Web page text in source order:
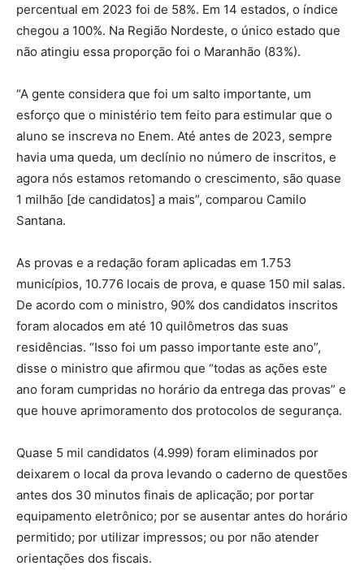
percentual em 2023 foi de 58%. Em 14 estados, o índice
chegou a 100%. Na Região Nordeste, o único estado que
não atingiu essa proporção foi o Maranhão (83%).
“A gente considera que foi um salto importante, um
esforço que o ministério tem feito para estimular que o
aluno se inscreva no Enem. Até antes de 2023, sempre
havia uma queda, um declínio no número de inscritos, e
agora nós estamos retomando o crescimento, são quase
1 milhão [de candidatos] a mais”, comparou Camilo
Santana.
As provas e a redação foram aplicadas em 1.753
municípios, 10.776 locais de prova, e quase 150 mil salas.
De acordo com o ministro, 90% dos candidatos inscritos
foram alocados em até 10 quilômetros das suas
residências. “Isso foi um passo importante este ano”,
disse o ministro que afirmou que “todas as ações este
ano foram cumpridas no horário da entrega das provas” e
que houve aprimoramento dos protocolos de segurança.
Quase 5 mil candidatos (4.999) foram eliminados por
deixarem o local da prova levando o caderno de questões
antes dos 30 minutos finais de aplicação; por portar
equipamento eletrônico; por se ausentar antes do horário
permitido; por utilizar impressos; ou por não atender
orientações dos fiscais.